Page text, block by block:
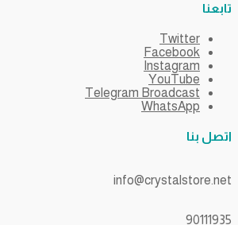
تابعنا
Twitter
Facebook
Instagram
YouTube
Telegram Broadcast
WhatsApp
اتصل بنا
info@crystalstore.net
90111935